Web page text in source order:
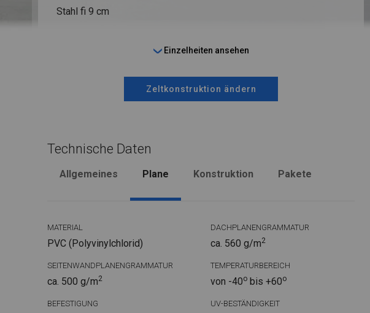
Stahl fi 9 cm
Einzelheiten ansehen
Zeltkonstruktion ändern
Technische Daten
Allgemeines Plane Konstruktion Pakete
MATERIAL
PVC (Polyvinylchlorid)
DACHPLANENGRAMMATUR
ca. 560 g/m2
SEITENWANDPLANENGRAMMATUR
ca. 500 g/m2
TEMPERATURBEREICH
von -40obis +60o
BEFESTIGUNG UV-BESTÄNDIGKEIT